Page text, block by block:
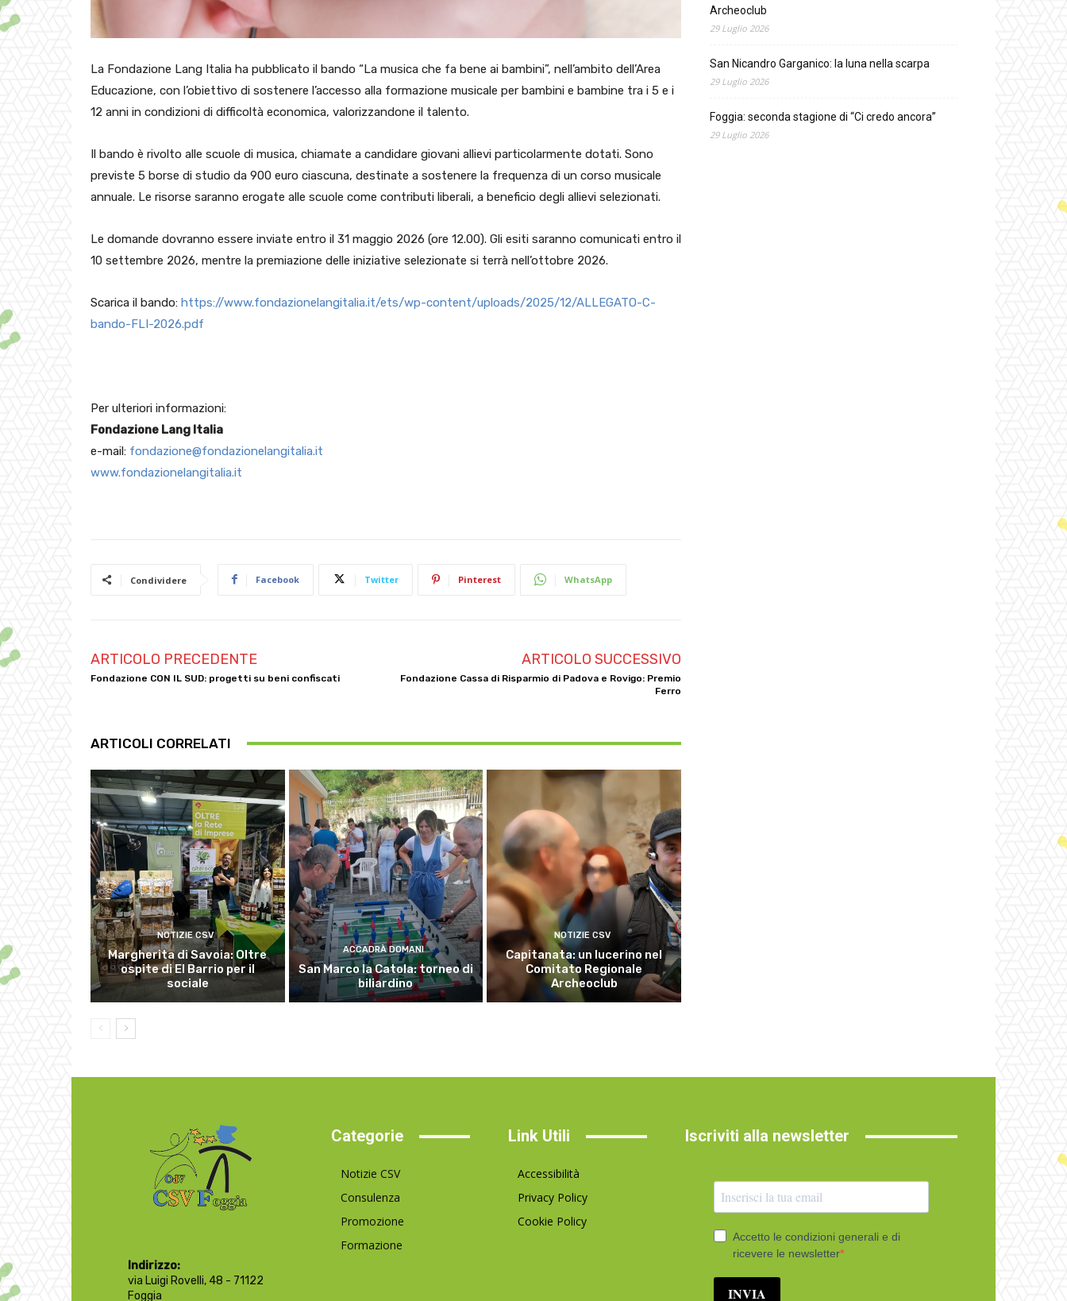
La Fondazione Lang Italia ha pubblicato il bando “La musica che fa bene ai bambini”, nell’ambito dell’Area
Educazione, con l’obiettivo di sostenere l’accesso alla formazione musicale per bambini e bambine tra i 5 e i
12 anni in condizioni di difficoltà economica, valorizzandone il talento.
Il bando è rivolto alle scuole di musica, chiamate a candidare giovani allievi particolarmente dotati. Sono
previste 5 borse di studio da 900 euro ciascuna, destinate a sostenere la frequenza di un corso musicale
annuale. Le risorse saranno erogate alle scuole come contributi liberali, a beneficio degli allievi selezionati.
Le domande dovranno essere inviate entro il 31 maggio 2026 (ore 12.00). Gli esiti saranno comunicati entro il
10 settembre 2026, mentre la premiazione delle iniziative selezionate si terrà nell’ottobre 2026.
Scarica il bando: https://www.fondazionelangitalia.it/ets/wp-content/uploads/2025/12/ALLEGATO-C-
bando-FLI-2026.pdf
Per ulteriori informazioni:
Fondazione Lang Italia
e-mail: fondazione@fondazionelangitalia.it
www.fondazionelangitalia.it
Condividere Facebook Twitter Pinterest WhatsApp
ARTICOLO PRECEDENTE
Fondazione CON IL SUD: progetti su beni confiscati
ARTICOLO SUCCESSIVO
Fondazione Cassa di Risparmio di Padova e Rovigo: Premio
Ferro
ARTICOLI CORRELATI
NOTIZIE CSV
Margherita di Savoia: Oltre
ospite di El Barrio per il
sociale
ACCADRÀ DOMANI
San Marco la Catola: torneo di
biliardino
NOTIZIE CSV
Capitanata: un lucerino nel
Comitato Regionale
Archeoclub
Archeoclub
29 Luglio 2026
San Nicandro Garganico: la luna nella scarpa
29 Luglio 2026
Foggia: seconda stagione di “Ci credo ancora”
29 Luglio 2026
Indirizzo:
via Luigi Rovelli, 48 - 71122
Foggia
Categorie
Notizie CSV
Consulenza
Promozione
Formazione
Link Utili
Accessibilità
Privacy Policy
Cookie Policy
Iscriviti alla newsletter